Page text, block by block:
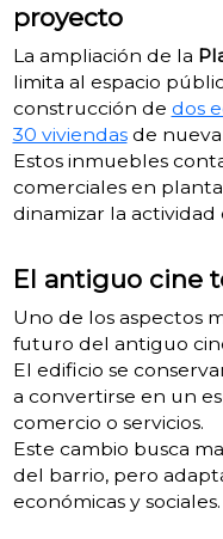
proyecto
La ampliación de la
limita al espacio
construcción de dos
30 viviendasde
Estos inmuebles
comerciales en
dinamizar la actividad
El antiguo cine
Uno de los aspectos
futuro del antiguo
El edificio se
a convertirse en un
comercio o servicios.
Este cambio busca
del barrio, pero
económicas y sociales.